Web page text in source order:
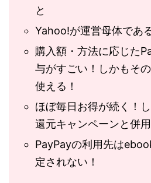
と
Yahoo!が運営母体であ
購入額・方法に応じた
与がすごい！しかもそ
使える！
ほぼ毎日お得が続く！
還元キャンペーンと併用
PayPayの利用先は
定されない！